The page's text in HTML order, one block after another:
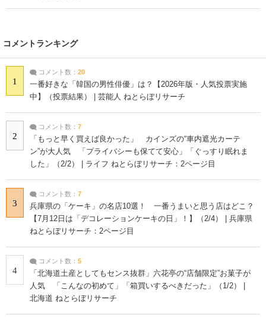
コメントランキング
1
コメント数： 20
一番好きな「韓国の男性俳優」は？【2026年版・人気投票実施
中】（投票結果） | 芸能人 ねとらぼリサーチ
2
コメント数： 7
「もっと早く買えば良かった」 カインズの“車内遮光カーテ
ン”が大人気 「プライバシーも保てて安心」「ぐっすり眠れま
した」（2/2） | ライフ ねとらぼリサーチ：2ページ目
3
コメント数： 7
兵庫県の「ケーキ」の名店10選！ 一番うまいと思う店はどこ？
【7月12日は「デコレーションケーキの日」！】（2/4） | 兵庫県
ねとらぼリサーチ：2ページ目
4
コメント数： 5
「北海道土産としてもセンス抜群」六花亭の“店舗限定”お菓子が
人気 「こんなの初めて」「箱買いするべきだった」（1/2） |
北海道 ねとらぼリサーチ